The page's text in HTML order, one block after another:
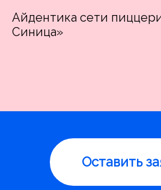
Айдентика сети
Синица»
Оставить